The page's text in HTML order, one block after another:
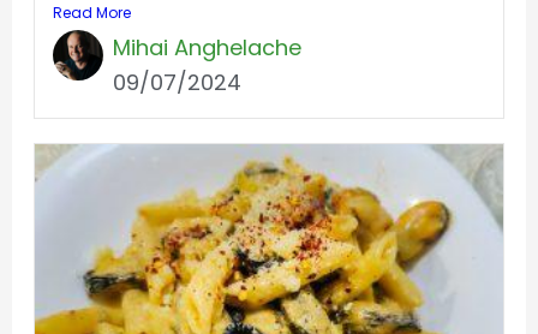
Read More
Mihai Anghelache
09/07/2024